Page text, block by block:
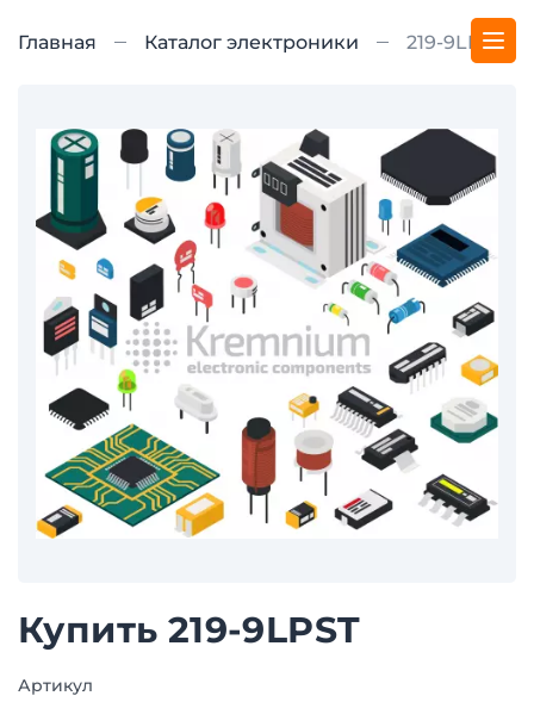
Главная Каталог электроники 219-9LPST
Купить 219-9LPST
Артикул